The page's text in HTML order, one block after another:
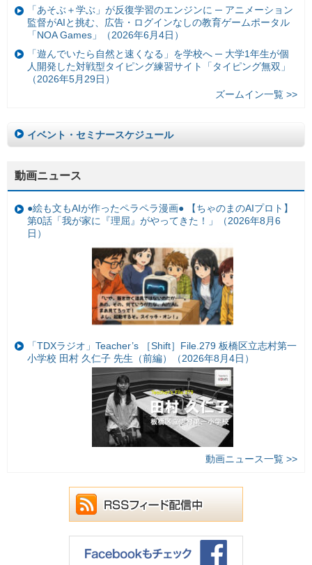
「あそぶ＋学ぶ」が反復学習のエンジンに ─ アニメーション
監督がAIと挑む、広告・ログインなしの教育ゲームポータル
「NOA Games」（2026年6月4日）
「遊んでいたら自然と速くなる」を学校へ ─ 大学1年生が個
人開発した対戦型タイピング練習サイト「タイピング無双」
（2026年5月29日）
ズームイン一覧 >>
イベント・セミナースケジュール
動画ニュース
●絵も文もAIが作ったペラペラ漫画● 【ちゃのまのAIプロト】
第0話「我が家に『理屈』がやってきた！」（2026年8月6
日）
「TDXラジオ」Teacher’s ［Shift］File.279 板橋区立志村第一
小学校 田村 久仁子 先生（前編）（2026年8月4日）
動画ニュース一覧 >>